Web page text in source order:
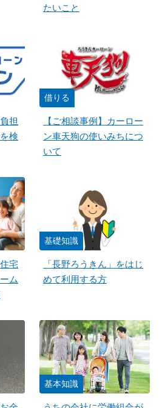
たいこと
担
検
借りる
【ご相談事例】カーロー
ン車天狗の使いみちにつ
いて
宅
ム
基礎知識
「長野ろうきん」をはじ
めて利用する方
基本知識